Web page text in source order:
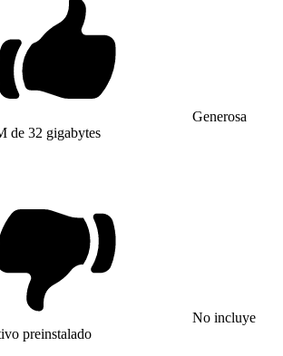
Generosa
de 32 gigabytes
No incluye
preinstalado